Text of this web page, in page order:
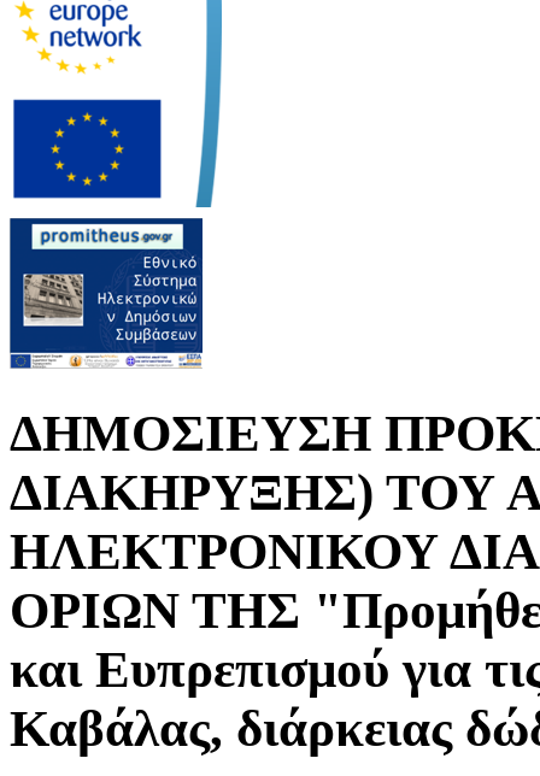
ΔΗΜΟΣΙΕΥΣΗ
ΔΙΑΚΗΡΥΞΗΣ) ΤΟΥ
ΗΛΕΚΤΡΟΝΙΚΟΥ
ΟΡΙΩΝ ΤΗΣ
και Ευπρεπισμού για
Καβάλας, διάρκειας